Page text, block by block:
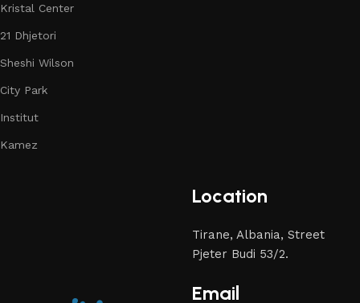
Kristal Center
21 Dhjetori
Sheshi Wilson
City Park
Institut
Kamez
Location
Tirane, Albania, Street
Pjeter Budi 53/2.
Email